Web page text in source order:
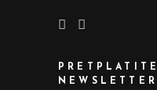
NEWSLETTER